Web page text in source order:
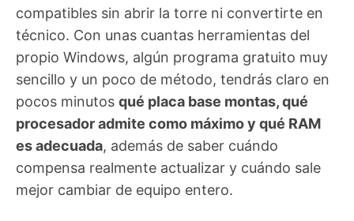
compatibles sin abrir la torre ni convertirte en
técnico. Con unas cuantas herramientas del
propio Windows, algún programa gratuito muy
sencillo y un poco de método, tendrás claro en
pocos minutos qué placa base montas, qué
procesador admite como máximo y qué RAM
es adecuada, además de saber cuándo
compensa realmente actualizar y cuándo sale
mejor cambiar de equipo entero.